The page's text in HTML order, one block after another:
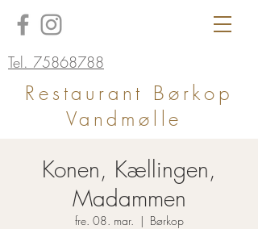
Tel. 75868788
Restaurant Børkop
Vandmølle
Konen, Kællingen,
Madammen
fre. 08. mar.
  |
Børkop